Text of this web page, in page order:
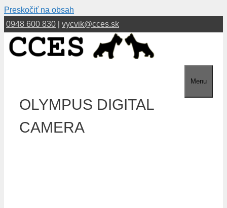
Preskočiť na obsah
0948 600 830
vycvik@cces.sk
Menu
OLYMPUS DIGITAL
CAMERA